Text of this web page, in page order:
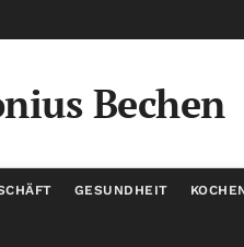
Bechen
GESUNDHEIT